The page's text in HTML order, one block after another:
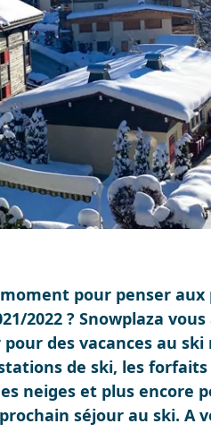
pour penser aux
2022 ? Snowplaza
des vacances au
de ski, les forfaits
neiges et plus encore
séjour au ski. A